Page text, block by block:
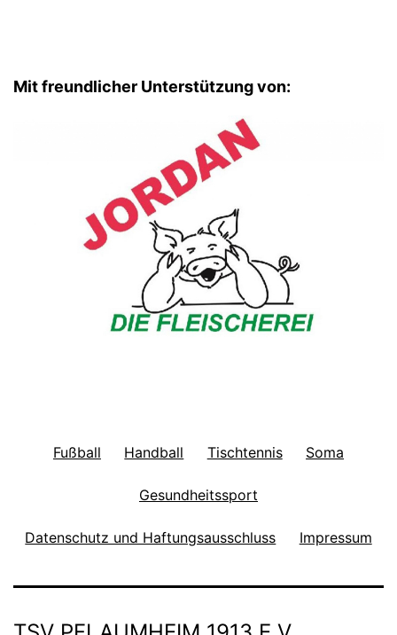
Mit freundlicher Unterstützung von:
Fußball Handball Tischtennis Soma
Gesundheitssport
Datenschutz und Haftungsausschluss Impressum